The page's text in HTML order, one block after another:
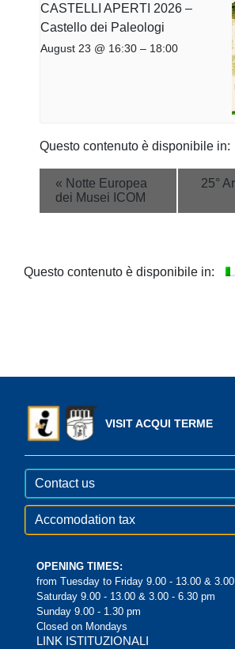
CASTELLI APERTI 2026 –
Castello dei Paleologi
August 23 @ 16:30 – 18:00
Questo contenuto è disponibile in:
Event
Navigation
« Notte Europea
dei Musei ICOM
25°
Questo contenuto è disponibile in:
VISIT ACQUI TERME
Contact us
Accomodation tax
OPENING TIMES:
from Tuesday to Friday 9.00 - 13.00 &
Saturday 9.00 - 13.00 & 3.00 - 6.30 pm
Sunday 9.00 - 1.30 pm
Closed on Mondays
LINK ISTITUZIONALI